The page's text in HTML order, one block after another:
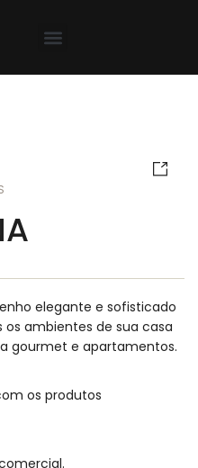
elegante e sofisticado
ambientes de sua casa
gourmet e apartamentos.
os produtos